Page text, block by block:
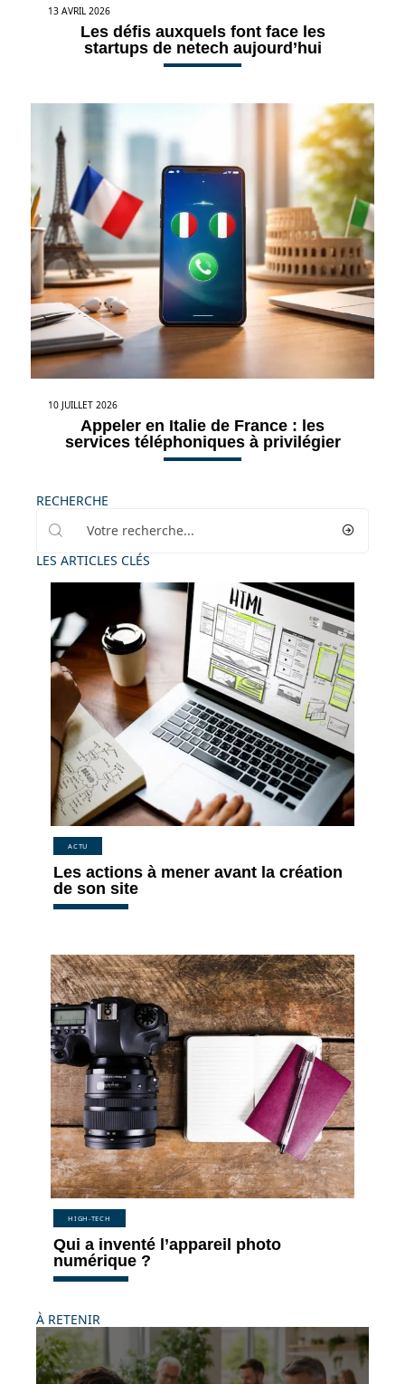
13 AVRIL 2026
Les défis auxquels font face les
startups de netech aujourd’hui
10 JUILLET 2026
Appeler en Italie de France : les
services téléphoniques à privilégier
RECHERCHE
LES ARTICLES CLÉS
ACTU
Les actions à mener avant la création
de son site
HIGH-TECH
Qui a inventé l’appareil photo
numérique ?
À RETENIR